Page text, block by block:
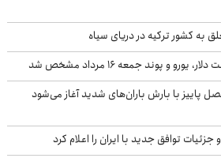
به کشور ترکیه در دریای سیاه
و پوند جمعه ۱۶ مرداد مشخص شد
پاییز با بارش باران‌های شدید آغاز می‌شود
جزئیات توافق جدید با ایران را اعلام کرد